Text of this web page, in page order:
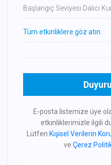
Başlangıç Seviyesi Dalıcı
Tüm etkinliklere göz atın
E-posta listemize üye
etkinliklerimizle ilgili
Lütfen Kişisel Verilerin
ve Çerez